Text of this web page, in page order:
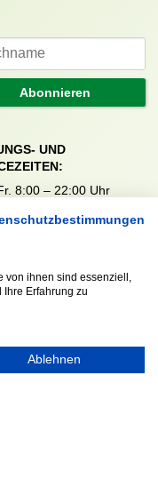
von ihnen sind essenziell,
Erfahrung zu
Ablehnen
Abonnieren
UND
8:00 – 22:00 Uhr